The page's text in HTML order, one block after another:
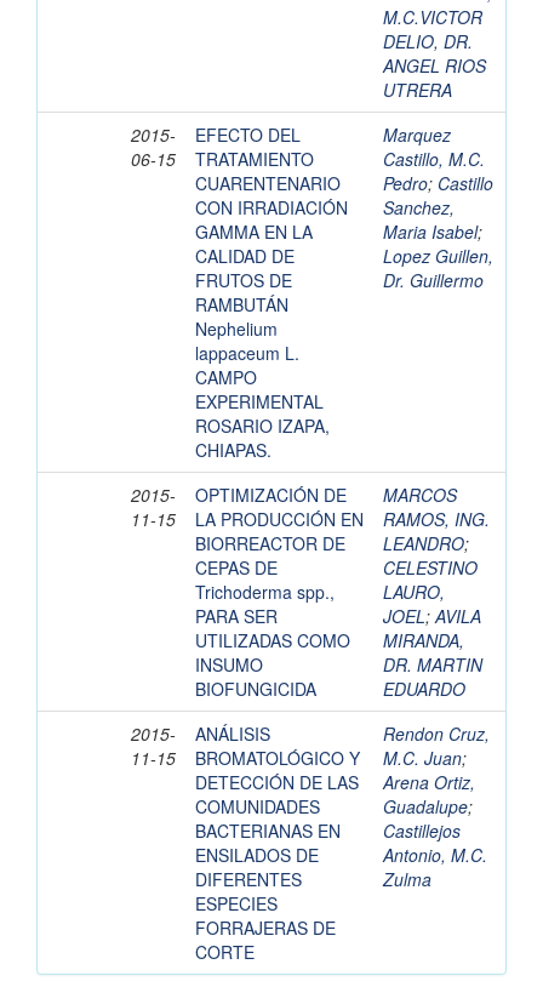
M.C.VICTOR
DELIO, DR.
ANGEL RIOS
UTRERA
2015-
06-15
EFECTO DEL
TRATAMIENTO
CUARENTENARIO
CON IRRADIACIÓN
GAMMA EN LA
CALIDAD DE
FRUTOS DE
RAMBUTÁN
Nephelium
lappaceum L.
CAMPO
EXPERIMENTAL
ROSARIO IZAPA,
CHIAPAS.
Marquez
Castillo, M.C.
Pedro; Castillo
Sanchez,
Maria Isabel;
Lopez Guillen,
Dr. Guillermo
2015-
11-15
OPTIMIZACIÓN DE
LA PRODUCCIÓN EN
BIORREACTOR DE
CEPAS DE
Trichoderma spp.,
PARA SER
UTILIZADAS COMO
INSUMO
BIOFUNGICIDA
MARCOS
RAMOS, ING.
LEANDRO;
CELESTINO
LAURO,
JOEL;AVILA
MIRANDA,
DR. MARTIN
EDUARDO
2015-
11-15
ANÁLISIS
BROMATOLÓGICO Y
DETECCIÓN DE LAS
COMUNIDADES
BACTERIANAS EN
ENSILADOS DE
DIFERENTES
ESPECIES
FORRAJERAS DE
CORTE
Rendon Cruz,
M.C. Juan;
Arena Ortiz,
Guadalupe;
Castillejos
Antonio, M.C.
Zulma